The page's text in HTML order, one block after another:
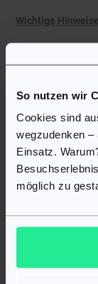
So nutzen wir
Cookies sind
wegzudenken
Einsatz.
möglich zu
Wichtige
kann auch
überprüfen
von
und bei
Diabetikern
Losartan
aktive